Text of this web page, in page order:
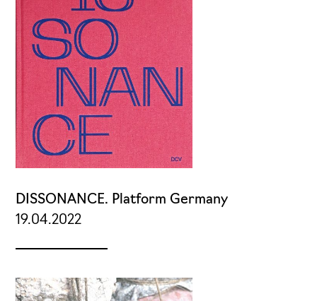
DISSONANCE. Platform Germany
19.04.2022